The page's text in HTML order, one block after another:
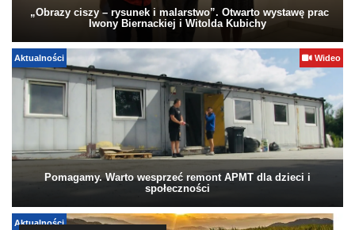
„Obrazy ciszy – rysunek i malarstwo”. Otwarto wystawę prac
Iwony Biernackiej i Witolda Kubichy
Aktualności Wideo
Pomagamy. Warto wesprzeć remont APMT dla dzieci i
społeczności
Aktualności